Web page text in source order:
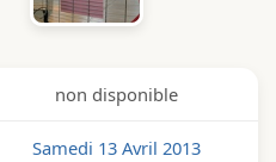
non disponible
Samedi 13 Avril 2013